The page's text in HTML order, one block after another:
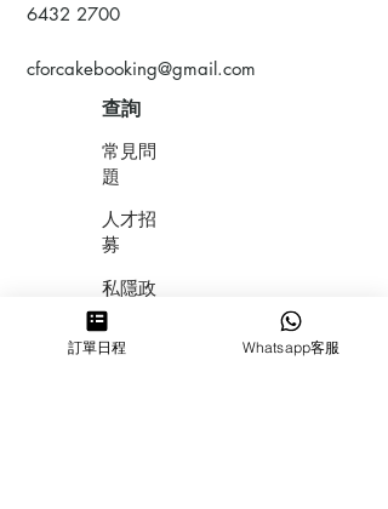
6432 2700
cforcakebooking@gmail.com
查詢
常見問
題
人才招
募
私隱政
策
​積分計
訂單日程 Whatsapp客服